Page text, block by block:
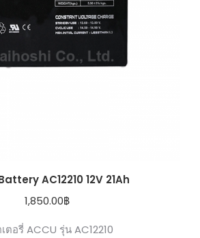
AC12210 12V 21Ah
1,850.00฿
ตอรี่ ACCU รุ่น AC12210